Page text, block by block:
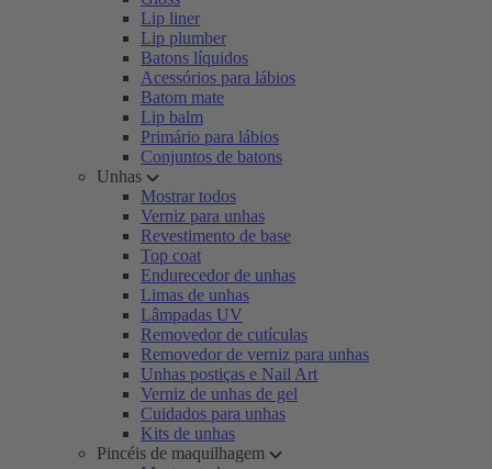
Lip liner
Lip plumber
Batons líquidos
Acessórios para lábios
Batom mate
Lip balm
Primário para lábios
Conjuntos de batons
Unhas
Mostrar todos
Verniz para unhas
Revestimento de base
Top coat
Endurecedor de unhas
Limas de unhas
Lâmpadas UV
Removedor de cutículas
Removedor de verniz para unhas
Unhas postiças e Nail Art
Verniz de unhas de gel
Cuidados para unhas
Kits de unhas
Pincéis de maquilhagem